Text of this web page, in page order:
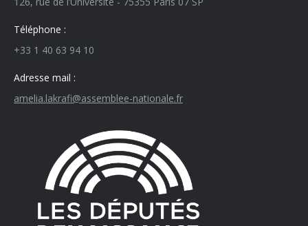
Téléphone :
+33 1 40 63 94 10
Adresse mail :
amelia.lakrafi@assemblee-nationale.fr